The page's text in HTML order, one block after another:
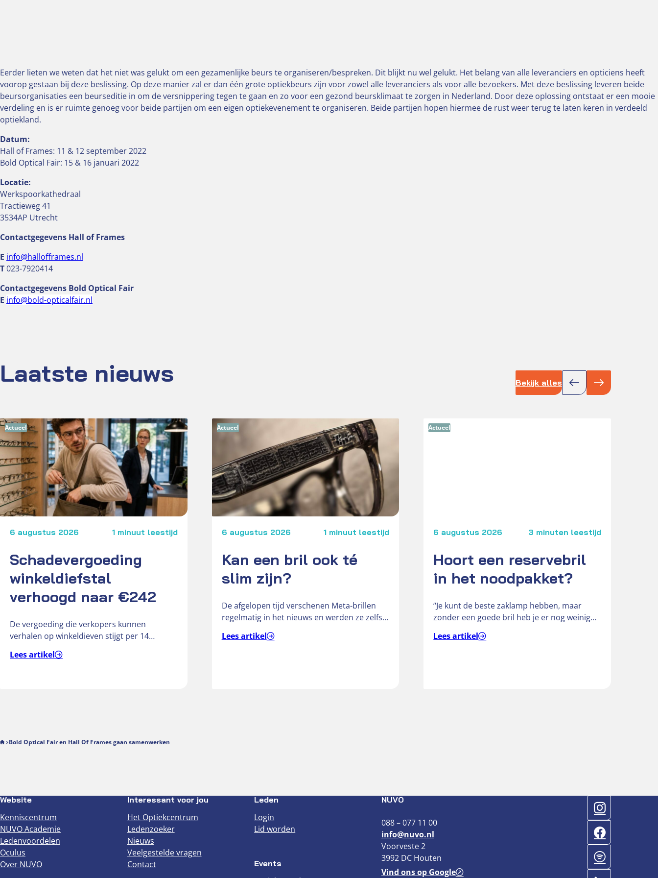
Eerder lieten we weten dat het niet was gelukt om een gezamenlijke beurs te organiseren/bespreken. Dit blijkt nu wel gelukt. Het belang van alle leveranciers en opticiens heeft
voorop gestaan bij deze beslissing. Op deze manier zal er dan één grote optiekbeurs zijn voor zowel alle leveranciers als voor alle bezoekers. Met deze beslissing leveren beide
beursorganisaties een beurseditie in om de versnippering tegen te gaan en zo voor een gezond beursklimaat te zorgen in Nederland. Door deze oplossing ontstaat er een mooie
verdeling en is er ruimte genoeg voor beide partijen om een eigen optiekevenement te organiseren. Beide partijen hopen hiermee de rust weer terug te laten keren in verdeeld
optiekland.
Datum:
Hall of Frames: 11 & 12 september 2022
Bold Optical Fair: 15 & 16 januari 2022
Locatie:
Werkspoorkathedraal
Tractieweg 41
3534AP Utrecht
Contactgegevens Hall of Frames
E info@hallofframes.nl
T023-7920414
Contactgegevens Bold Optical Fair
E info@bold-opticalfair.nl
Laatste nieuws Bekijk alles
Actueel
6 augustus 2026 1 minuut leestijd
Schadevergoeding
winkeldiefstal
verhoogd naar €242
De vergoeding die verkopers kunnen
verhalen op winkeldieven stijgt per 14
Lees artikel
Actueel
6 augustus 2026 1 minuut leestijd
Kan een bril ook té
slim zijn?
De afgelopen tijd verschenen Meta-brillen
regelmatig in het nieuws en werden ze zelfs
brillen…
Lees artikel
Actueel
6 augustus 2026 3 minuten leestijd
Hoort een reservebril
in het noodpakket?
“Je kunt de beste zaklamp hebben, maar
zonder een goede bril heb je er nog weinig
Lees artikel
Bold Optical Fair en Hall Of Frames gaan samenwerken
Website
Kenniscentrum
NUVO Academie
Ledenvoordelen
Oculus
Over NUVO
Interessant voor jou
Het Optiekcentrum
Ledenzoeker
Nieuws
Veelgestelde vragen
Contact
Leden
Login
Lid worden
Events
NUVO
088 – 077 11 00
info@nuvo.nl
Voorveste 2
3992 DC Houten
Vind ons op Google